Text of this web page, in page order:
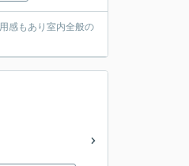
感もあり室内全般の